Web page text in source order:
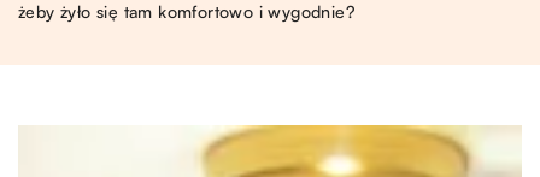
żeby żyło się tam komfortowo i wygodnie?